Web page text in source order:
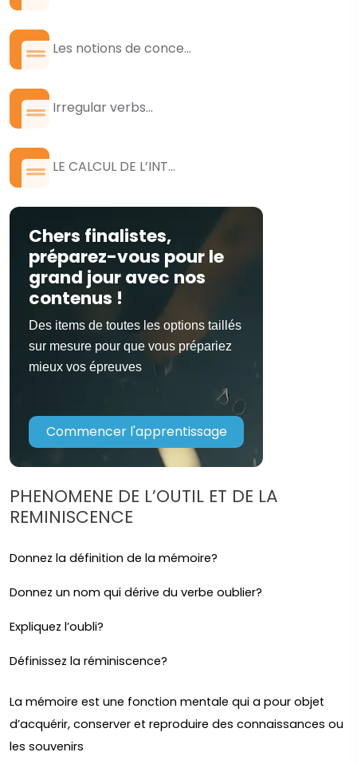
Les notions de conce...
Irregular verbs...
LE CALCUL DE L’INT...
Chers finalistes,
préparez-vous pour le
grand jour avec nos
contenus !
Des items de toutes les options taillés
sur mesure pour que vous prépariez
mieux vos épreuves
Commencer l'apprentissage
PHENOMENE DE L’OUTIL ET DE LA
REMINISCENCE
Donnez la définition de la mémoire?
Donnez un nom qui dérive du verbe oublier?
Expliquez l’oubli?
Définissez la réminiscence?
La mémoire est une fonction mentale qui a pour objet
d’acquérir, conserver et reproduire des connaissances ou
les souvenirs